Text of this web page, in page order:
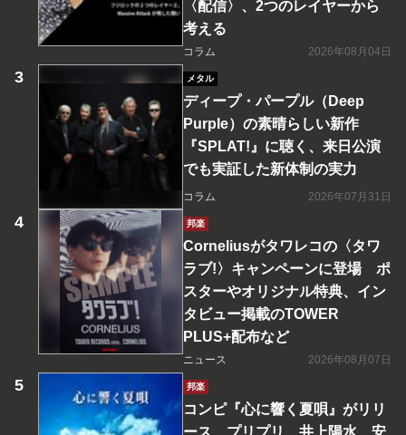
〈配信〉、2つのレイヤーから
考える
コラム 2026年08月04日
メタル
ディープ・パープル（Deep
Purple）の素晴らしい新作
『SPLAT!』に聴く、来日公演
でも実証した新体制の実力
コラム 2026年07月31日
邦楽
Corneliusがタワレコの〈タワ
ラブ!〉キャンペーンに登場 ポ
スターやオリジナル特典、イン
タビュー掲載のTOWER
PLUS+配布など
ニュース 2026年08月07日
邦楽
コンピ『心に響く夏唄』がリリ
ース プリプリ、井上陽水、安